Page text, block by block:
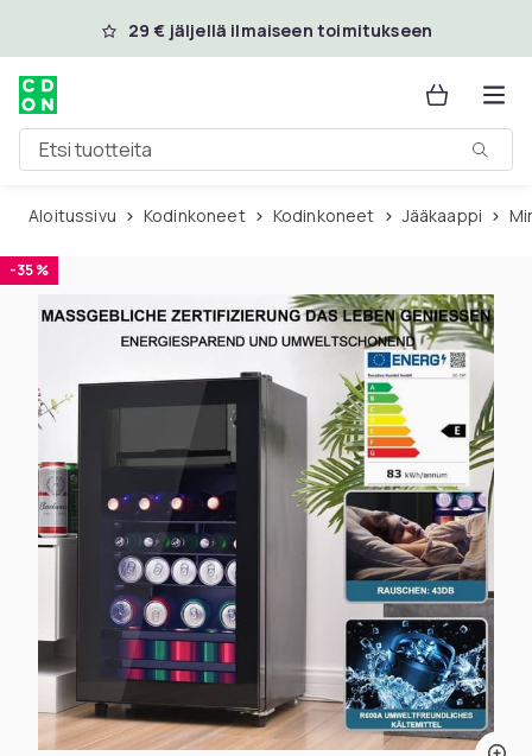
Ohita ja siirry pääsisältöön
29 € jäljellä ilmaiseen toimitukseen
Etsi tuotteita
Aloitussivu Kodinkoneet Kodinkoneet Jääkaappi
-35 %